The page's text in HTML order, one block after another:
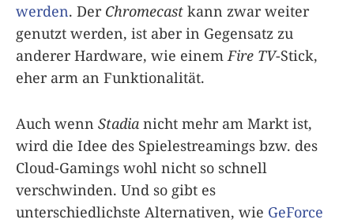
werden. Der Chromecast kann zwar weiter
genutzt werden, ist aber in Gegensatz zu
anderer Hardware, wie einemFire TV-Stick,
eher arm an Funktionalität.
Auch wenn Stadia nicht mehr am Markt ist,
wird die Idee des Spielestreamings bzw. des
Cloud-Gamings wohl nicht so schnell
verschwinden. Und so gibt es
unterschiedlichste Alternativen, wie GeForce